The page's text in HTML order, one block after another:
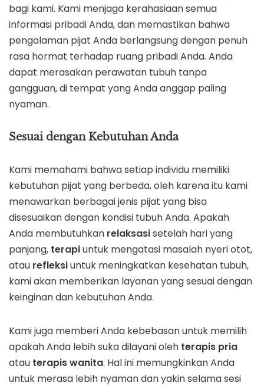
bagi kami. Kami menjaga kerahasiaan semua
informasi pribadi Anda, dan memastikan bahwa
pengalaman pijat Anda berlangsung dengan penuh
rasa hormat terhadap ruang pribadi Anda. Anda
dapat merasakan perawatan tubuh tanpa
gangguan, di tempat yang Anda anggap paling
nyaman.
Sesuai dengan Kebutuhan Anda
Kami memahami bahwa setiap individu memiliki
kebutuhan pijat yang berbeda, oleh karena itu kami
menawarkan berbagai jenis pijat yang bisa
disesuaikan dengan kondisi tubuh Anda. Apakah
Anda membutuhkan relaksasisetelah hari yang
panjang, terapiuntuk mengatasi masalah nyeri otot,
atau refleksiuntuk meningkatkan kesehatan tubuh,
kami akan memberikan layanan yang sesuai dengan
keinginan dan kebutuhan Anda.
Kami juga memberi Anda kebebasan untuk memilih
apakah Anda lebih suka dilayani oleh terapis pria
atau terapis wanita. Hal ini memungkinkan Anda
untuk merasa lebih nyaman dan yakin selama sesi